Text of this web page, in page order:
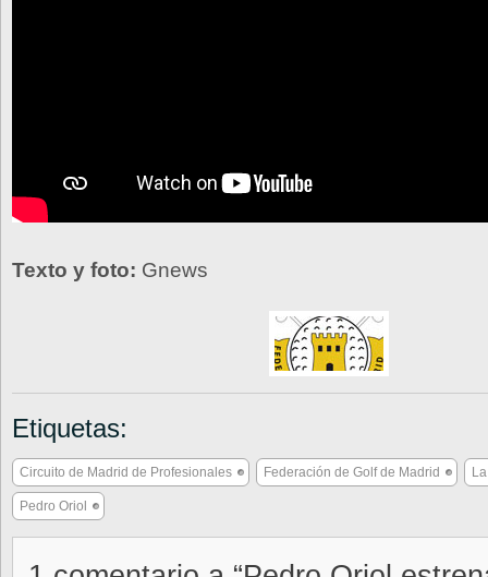
Texto y foto: Gnews
Etiquetas:
Circuito de Madrid de Profesionales Federación de Golf de Madrid
Pedro Oriol